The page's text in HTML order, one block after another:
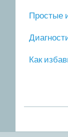
Прοстые
Как